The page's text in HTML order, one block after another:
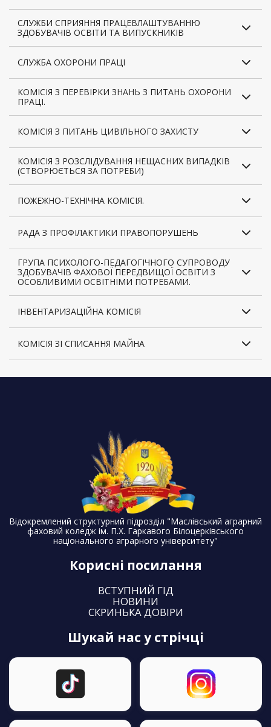
СЛУЖБИ СПРИЯННЯ ПРАЦЕВЛАШТУВАННЮ
ЗДОБУВАЧІВ ОСВІТИ ТА ВИПУСКНИКІВ
СЛУЖБА ОХОРОНИ ПРАЦІ
КОМІСІЯ З ПЕРЕВІРКИ ЗНАНЬ З ПИТАНЬ ОХОРОНИ
ПРАЦІ.
КОМІСІЯ З ПИТАНЬ ЦИВІЛЬНОГО ЗАХИСТУ
КОМІСІЯ З РОЗСЛІДУВАННЯ НЕЩАСНИХ ВИПАДКІВ
(СТВОРЮЄТЬСЯ ЗА ПОТРЕБИ)
ПОЖЕЖНО-ТЕХНІЧНА КОМІСІЯ.
РАДА З ПРОФІЛАКТИКИ ПРАВОПОРУШЕНЬ
ГРУПА ПСИХОЛОГО-ПЕДАГОГІЧНОГО СУПРОВОДУ
ЗДОБУВАЧІВ ФАХОВОЇ ПЕРЕДВИЩОЇ ОСВІТИ З
ОСОБЛИВИМИ ОСВІТНІМИ ПОТРЕБАМИ.
ІНВЕНТАРИЗАЦІЙНА КОМІСІЯ
КОМІСІЯ ЗІ СПИСАННЯ МАЙНА
Відокремлений структурний підрозділ "Маслівський аграрний
фаховий коледж ім. П.Х. Гаркавого Білоцерківського
національного аграрного університету"
Корисні посилання
ВСТУПНИЙ ГІД
НОВИНИ
СКРИНЬКА ДОВІРИ
шукай нас у стрічці